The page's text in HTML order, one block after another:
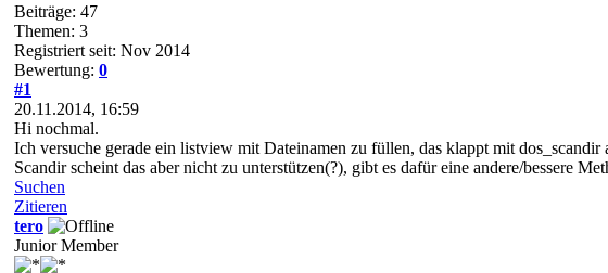
Beiträge: 47
Themen: 3
Registriert seit: Nov 2014
Bewertung: 0
#1
20.11.2014, 16:59
Hi nochmal.
Ich versuche gerade ein listview mit Dateinamen zu füllen, das klappt mit
Scandir scheint das aber nicht zu unterstützen(?), gibt es dafür eine andere/bessere
Suchen
Zitieren
tero
Junior Member